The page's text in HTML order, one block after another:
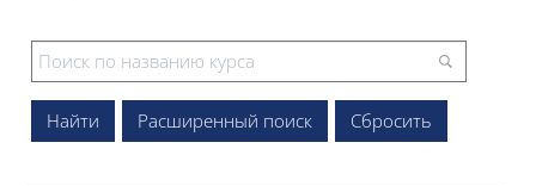
Расширенный поиск